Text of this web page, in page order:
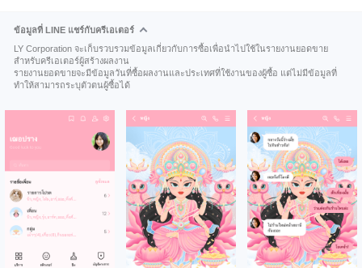
ข้อมูลที่ LINE แชร์กับครีเอเตอร์
LY Corporation จะเก็บรวบรวมข้อมูลเกี่ยวกับการซื้อเพื่อนำไปใช้ในรายงานยอดขาย
สำหรับครีเอเตอร์ผู้สร้างผลงาน
รายงานยอดขายจะมีข้อมูลวันที่ซื้อผลงานและประเทศที่ใช้งานของผู้ซื้อ แต่ไม่มีข้อมูลที่
ทำให้สามารถระบุตัวตนผู้ซื้อได้